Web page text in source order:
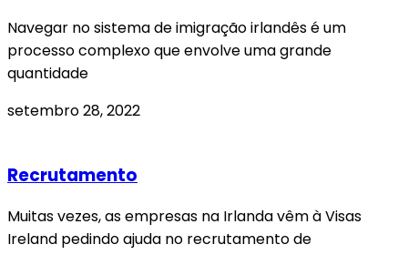
Navegar no sistema de imigração irlandês é um
processo complexo que envolve uma grande
quantidade
setembro 28, 2022
Recrutamento
Muitas vezes, as empresas na Irlanda vêm à Visas
Ireland pedindo ajuda no recrutamento de